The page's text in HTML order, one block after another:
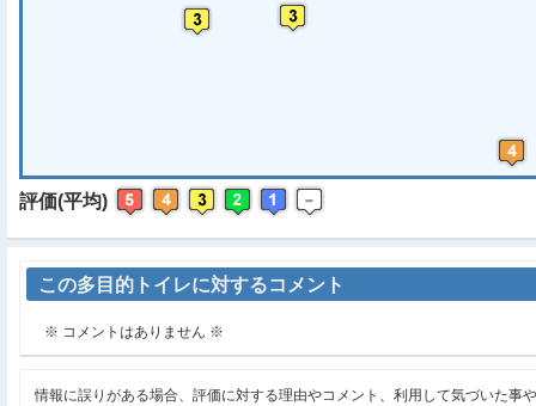
評価(平均)
この多目的トイレに対するコメント
※ コメントはありません ※
情報に誤りがある場合、評価に対する理由やコメント、利用して気づいた事